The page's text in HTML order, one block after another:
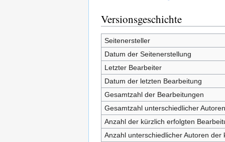
Versionsgeschichte
Seitenersteller
Datum der Seitenerstellung
Letzter Bearbeiter
Datum der letzten Bearbeitung
Gesamtzahl der Bearbeitungen
Gesamtzahl unterschiedlicher Autoren
Anzahl der kürzlich erfolgten
Anzahl unterschiedlicher Autoren